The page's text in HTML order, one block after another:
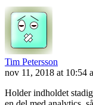
Tim Petersson
nov 11, 2018 at 10:54
Holder indholdet